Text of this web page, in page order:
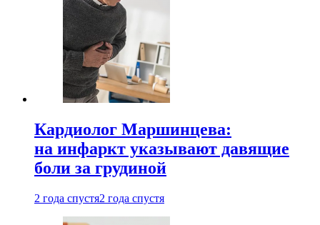
Кардиолог Маршинцева:
на инфаркт указывают давящие
боли за грудиной
2 года спустя2 года спустя